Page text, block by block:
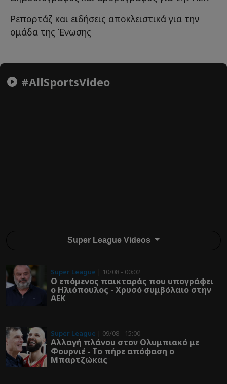
Ρεπορτάζ και ειδήσεις αποκλειστικά για την
ομάδα της Ένωσης
#AllSportsVideo
Super League Videos
Super League | 10/08 - 00:02
Ο επόμενος παικταράς που υπογράφει
ο Ηλιόπουλος - Χρυσό συμβόλαιο στην
ΑΕΚ
Super League | 09/08 - 15:00
Αλλαγή πλάνου στον Ολυμπιακό με
Φουρνιέ - Το πήρε απόφαση ο
Μπαρτζώκας